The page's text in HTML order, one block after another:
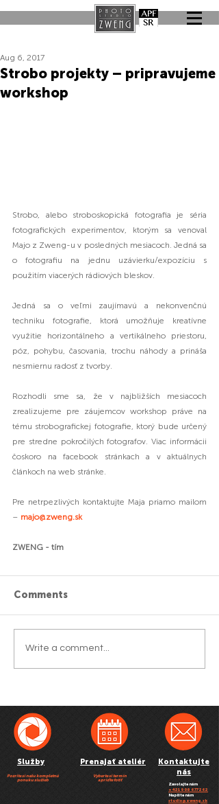
Strobo projekty – pripravujeme
workshop
Aug 6, 2017
Strobo, alebo stroboskopická fotografia je séria
fotografických experimentov, ktorým sa venoval
Majo z Zweng-u v posledných mesiacoch. Jedná sa
o fotografiu na jednu uzávierku/expozíciu s
použitím viacerých rádiových bleskov.
Jedná sa o veľmi zaujímavú a nekonvenčnú
techniku fotografie, ktorá umožňuje kreatívne
využitie horizontálneho a vertikálneho priestoru,
póz, pohybu, časovania, trochu náhody a prináša
nesmiernu radosť z tvorby.
Rozhodli sme sa, že v najbližších mesiacoch
zrealizujeme pre záujemcov workshop práve na
tému strobografickej fotografie, ktorý bude určený
pre stredne pokročilých fotografov. Viac informácii
čoskoro na facebook stránkach a v aktuálnych
článkoch na web stránke.
Pre netrpezlivých kontaktujte Maja priamo mailom
– majo@zweng.sk
ZWENG - tím
Comments
Write a comment...
Služby
Pozrite si našu kompletnú
ponuku služieb
Prenajať ateliér
Vyberte si termín
a príďte fotiť
Kontaktujte
nás
Zavolajte nám
+ 421 908 677 262
Napíšte nám
studio@zweng.sk